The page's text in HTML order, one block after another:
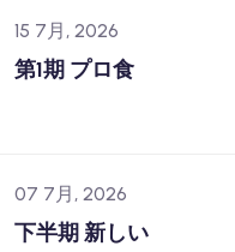
15 7月, 2026
第1期 プロ食
07 7月, 2026
下半期 新しい